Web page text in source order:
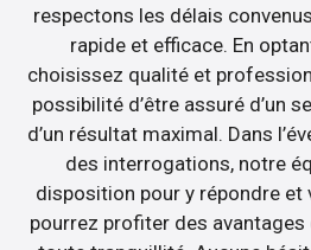
respectons les délais
rapide et efficace. En
choisissez qualité et
possibilité d’être assuré d’un
d’un résultat maximal. Dans
des interrogations, notre
disposition pour y répondre et
pourrez profiter des avantages